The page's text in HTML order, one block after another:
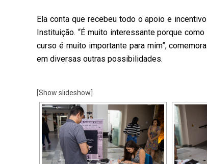
Ela conta que recebeu todo o apoio e
Instituição. “É muito interessante porque
curso é muito importante para mim”,
em diversas outras possibilidades.
[Show slideshow]